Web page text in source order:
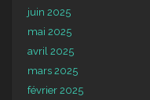
juin 2025
mai 2025
avril 2025
mars 2025
février 2025